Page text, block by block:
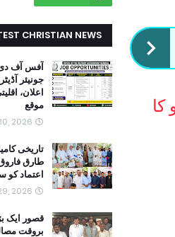
CHRISTIAN NEWS
آفس آف دی
اعلان،
موقع
2026
تاریخی
طارق
اعتماد کو
2026
قصور ایک
بروقت